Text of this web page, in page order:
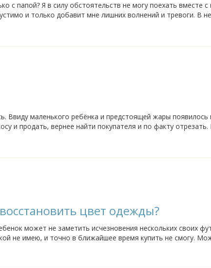
с папой? Я в силу обстоятельств не могу поехать вместе с
и только добавит мне лишних волнений и тревоги. В
Ввиду маленького ребёнка и предстоящей жары появилось
и продать, вернее найти покупателя и по факту
цвет одежды?
может не заметить исчезновения нескольких своих
не имею, и точно в ближайшее время купить не смогу.